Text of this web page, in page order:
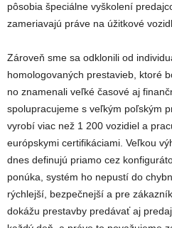
pôsobia špeciálne vyškolení
zameriavajú práve na úžitkové
Zároveň sme sa odklonili od
homologovaných prestavieb, ktoré
no znamenali veľké časové aj
spolupracujeme s veľkým poľským
vyrobí viac než 1 200 vozidiel a
európskymi certifikáciami. Veľkou
dnes definujú priamo cez
ponúka, systém ho nepustí do
rýchlejší, bezpečnejší a pre
dokážu prestavby predávať aj